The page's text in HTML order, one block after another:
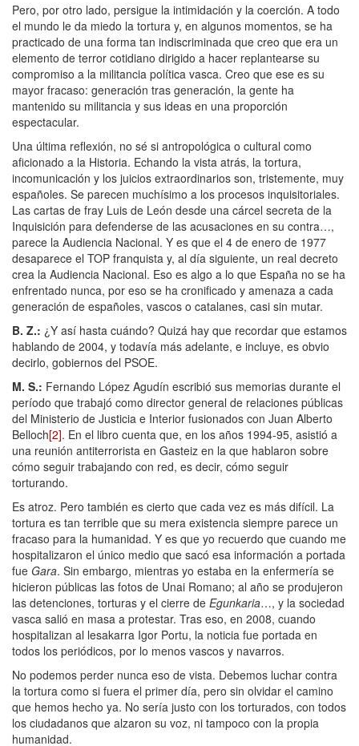
Pero, por otro lado, persigue la intimidación y la coerción. A todo
el mundo le da miedo la tortura y, en algunos momentos, se ha
practicado de una forma tan indiscriminada que creo que era un
elemento de terror cotidiano dirigido a hacer replantearse su
compromiso a la militancia política vasca. Creo que ese es su
mayor fracaso: generación tras generación, la gente ha
mantenido su militancia y sus ideas en una proporción
espectacular.
Una última reflexión, no sé si antropológica o cultural como
aficionado a la Historia. Echando la vista atrás, la tortura,
incomunicación y los juicios extraordinarios son, tristemente, muy
españoles. Se parecen muchísimo a los procesos inquisitoriales.
Las cartas de fray Luis de León desde una cárcel secreta de la
Inquisición para defenderse de las acusaciones en su contra…,
parece la Audiencia Nacional. Y es que el 4 de enero de 1977
desaparece el TOP franquista y, al día siguiente, un real decreto
crea la Audiencia Nacional. Eso es algo a lo que España no se ha
enfrentado nunca, por eso se ha cronificado y amenaza a cada
generación de españoles, vascos o catalanes, casi sin mutar.
B. Z.: ¿Y así hasta cuándo? Quizá hay que recordar que estamos
hablando de 2004, y todavía más adelante, e incluye, es obvio
decirlo, gobiernos del PSOE.
M. S.: Fernando López Agudín escribió sus memorias durante el
período que trabajó como director general de relaciones públicas
del Ministerio de Justicia e Interior fusionados con Juan Alberto
Belloch[2]. En el libro cuenta que, en los años 1994-95, asistió a
una reunión antiterrorista en Gasteiz en la que hablaron sobre
cómo seguir trabajando con red, es decir, cómo seguir
torturando.
Es atroz. Pero también es cierto que cada vez es más difícil. La
tortura es tan terrible que su mera existencia siempre parece un
fracaso para la humanidad. Y es que yo recuerdo que cuando me
hospitalizaron el único medio que sacó esa información a portada
fue Gara. Sin embargo, mientras yo estaba en la enfermería se
hicieron públicas las fotos de Unai Romano; al año se produjeron
las detenciones, torturas y el cierre de Egunkaria…, y la sociedad
vasca salió en masa a protestar. Tras eso, en 2008, cuando
hospitalizan al lesakarra Igor Portu, la noticia fue portada en
todos los periódicos, por lo menos vascos y navarros.
No podemos perder nunca eso de vista. Debemos luchar contra
la tortura como si fuera el primer día, pero sin olvidar el camino
que hemos hecho ya. No sería justo con los torturados, con todos
los ciudadanos que alzaron su voz, ni tampoco con la propia
humanidad.